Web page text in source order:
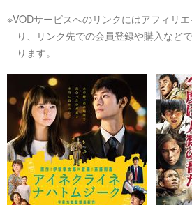
※VODサービスへのリンクにはアフィリ
り、リンク先での会員登録や購入など
ります。